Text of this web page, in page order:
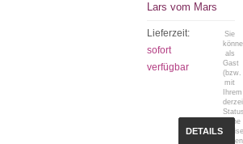
Lars vom Mars
Lieferzeit:
sofort
verfügbar
Sie
als
Gast
(bzw.
mit
Ihrem
keine
DETAILS